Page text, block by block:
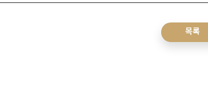
목록